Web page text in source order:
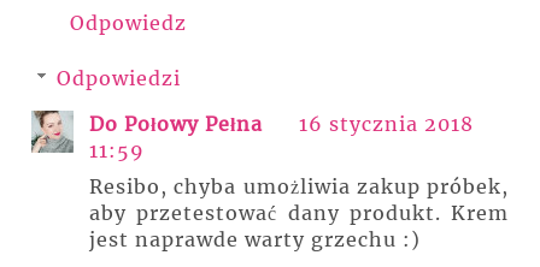
Odpowiedz
Odpowiedzi
Do Połowy Pełna
16 stycznia 2018
11:59
Resibo, chyba umożliwia zakup próbek,
aby przetestować dany produkt. Krem
jest naprawde warty grzechu :)